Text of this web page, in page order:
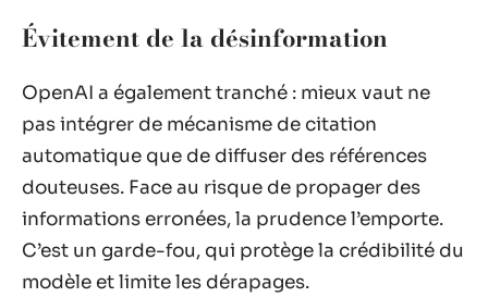
Évitement de la désinformation
OpenAI a également tranché : mieux vaut ne
pas intégrer de mécanisme de citation
automatique que de diffuser des références
douteuses. Face au risque de propager des
informations erronées, la prudence l’emporte.
C’est un garde-fou, qui protège la crédibilité du
modèle et limite les dérapages.